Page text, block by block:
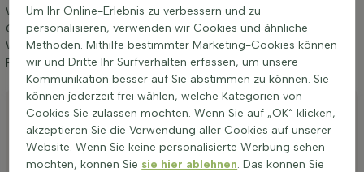
Wir möchten Ihnen einige Tipps zur Anpflanzung und Pflege von
Cornus controversa 'Variegata' Mehrstämmig 200-250 geben.
Wenn Sie diese Tipps befolgen, werden Sie lange Freude an
Pagoden-Hartriegel haben.
Anpflanzen
Stutzen
Bewässerung
Um Ihr Online-Erlebnis zu verbessern und zu
personalisieren, verwenden wir Cookies und ähnliche
Methoden. Mithilfe bestimmter Marketing-Cookies können
wir und Dritte Ihr Surfverhalten erfassen, um unsere
Kommunikation besser auf Sie abstimmen zu können. Sie
können jederzeit frei wählen, welche Kategorien von
Cookies Sie zulassen möchten. Wenn Sie auf „OK“ klicken,
akzeptieren Sie die Verwendung aller Cookies auf unserer
Website. Wenn Sie keine personalisierte Werbung sehen
möchten, können Sie sie hier ablehnen. Das können Sie